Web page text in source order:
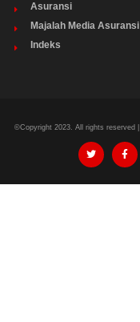
Asuransi
Majalah Media Asuransi
Indeks
©Copyright 2023. All rights reserved |